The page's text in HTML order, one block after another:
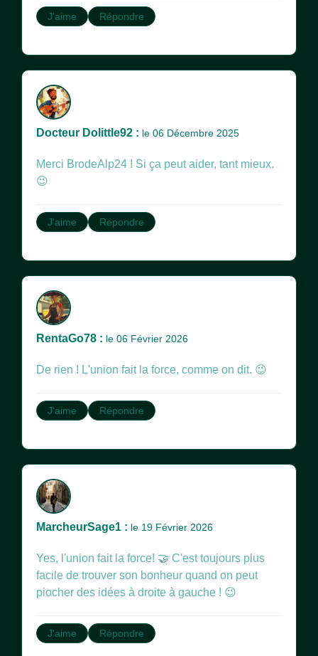
J'aime Répondre
Docteur Dolittle92 : le 06 Décembre 2025
Merci BrodeAlp24 ! Si ça peut aider, tant mieux.
😉
J'aime Répondre
RentaGo78 : le 06 Février 2026
De rien ! L'union fait la force, comme on dit. 😉
J'aime Répondre
MarcheurSage1 : le 19 Février 2026
Yes, l'union fait la force! 🤝 C'est toujours plus
facile de trouver son bonheur quand on peut
piocher des idées à droite à gauche ! 😉
J'aime Répondre